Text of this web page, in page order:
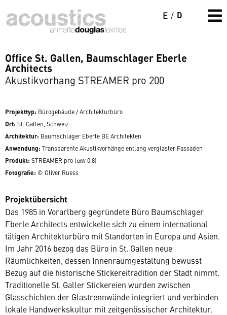
E / D
Office St. Gallen, Baumschlager Eberle
Architects
Akustikvorhang STREAMER pro 200
Projekttyp: Bürogebäude / Architekturbüro
Ort: St. Gallen, Schweiz
Architektur: Baumschlager Eberle BE Architekten
Anwendung: Transparente Akustikvorhänge entlang verglaster Fassaden
Produkt: STREAMER pro (αw 0.8)
Fotografie: © Oliver Ruess
Projektübersicht
Das 1985 in Vorarlberg gegründete Büro Baumschlager
Eberle Architects entwickelte sich zu einem international
tätigen Architekturbüro mit Standorten in Europa und Asien.
Im Jahr 2016 bezog das Büro in St. Gallen neue
Räumlichkeiten, dessen Innenraumgestaltung bewusst
Bezug auf die historische Stickereitradition der Stadt nimmt.
Traditionelle St. Galler Stickereien wurden zwischen
Glasschichten der Glastrennwände integriert und verbinden
lokale Handwerkskultur mit zeitgenössischer Architektur.